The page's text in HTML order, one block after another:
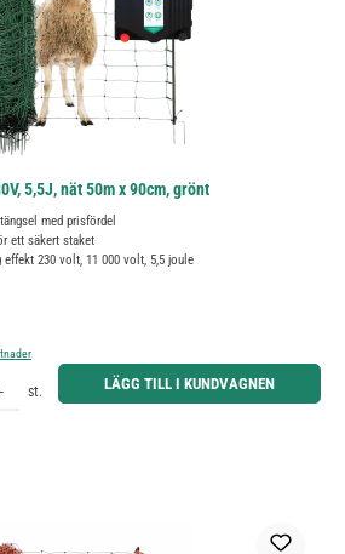
5,5J, nät 50m x 90cm, grönt
med prisfördel
ett säkert staket
230 volt, 11 000 volt, 5,5 joule
eller använd knapparna för att öka eller minska kvantiteten.
st. LÄGG TILL I KUNDVAGNEN